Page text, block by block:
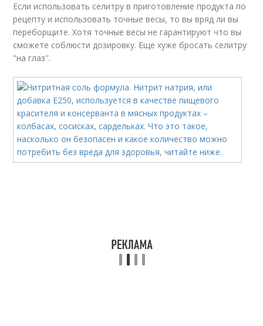
Если использовать селитру в приготовление продукта по
рецепту и использовать точные весы, то вы вряд ли вы
переборщите. Хотя точные весы не гарантируют что вы
сможете соблюсти дозировку. Еще хуже бросать селитру
"на глаз".